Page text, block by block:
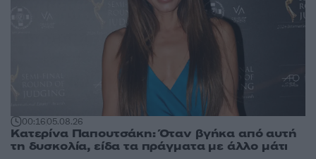
00:1605.08.26
Κατερίνα Παπουτσάκη: Όταν βγήκα από αυτή
τη δυσκολία, είδα τα πράγματα με άλλο μάτι